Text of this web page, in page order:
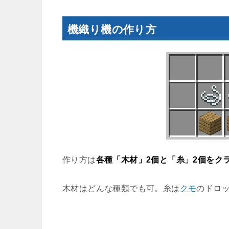
機織り機の作り方
作り方は各種「木材」2個と「糸」2個をク
木材はどんな種類でも可。糸は クモのドロ